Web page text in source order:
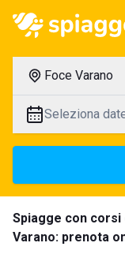
Foce Varano
Seleziona
Spiagge con
Varano: prenota